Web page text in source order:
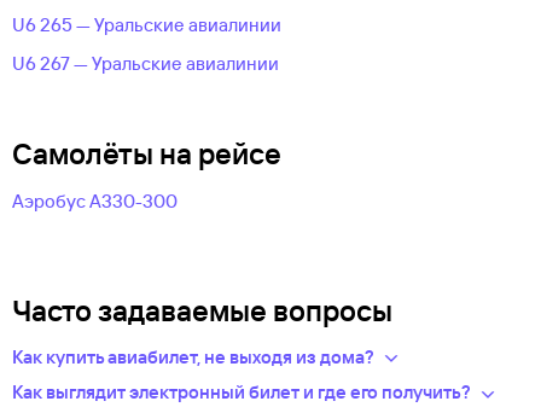
U6 265 — Уральские авиалинии
U6 267 — Уральские авиалинии
Самолёты на рейсе
Аэробус А330-300
Часто задаваемые вопросы
Как купить авиабилет, не выходя из дома?
Укажите в нужных полях маршрут, дату поездки и число
Как выглядит электронный билет и где его получить?